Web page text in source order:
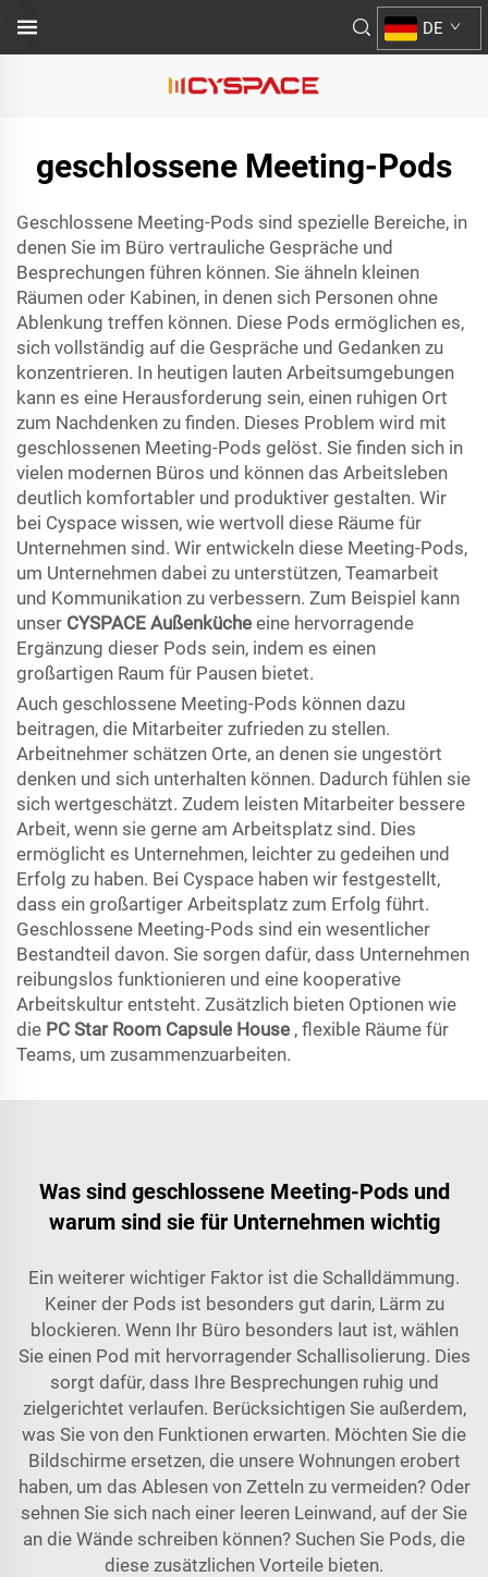
DE
geschlossene Meeting-Pods
Geschlossene Meeting-Pods sind spezielle Bereiche, in
denen Sie im Büro vertrauliche Gespräche und
Besprechungen führen können. Sie ähneln kleinen
Räumen oder Kabinen, in denen sich Personen ohne
Ablenkung treffen können. Diese Pods ermöglichen es,
sich vollständig auf die Gespräche und Gedanken zu
konzentrieren. In heutigen lauten Arbeitsumgebungen
kann es eine Herausforderung sein, einen ruhigen Ort
zum Nachdenken zu finden. Dieses Problem wird mit
geschlossenen Meeting-Pods gelöst. Sie finden sich in
vielen modernen Büros und können das Arbeitsleben
deutlich komfortabler und produktiver gestalten. Wir
bei Cyspace wissen, wie wertvoll diese Räume für
Unternehmen sind. Wir entwickeln diese Meeting-Pods,
um Unternehmen dabei zu unterstützen, Teamarbeit
und Kommunikation zu verbessern. Zum Beispiel kann
unser CYSPACE Außenküche eine hervorragende
Ergänzung dieser Pods sein, indem es einen
großartigen Raum für Pausen bietet.
Auch geschlossene Meeting-Pods können dazu
beitragen, die Mitarbeiter zufrieden zu stellen.
Arbeitnehmer schätzen Orte, an denen sie ungestört
denken und sich unterhalten können. Dadurch fühlen sie
sich wertgeschätzt. Zudem leisten Mitarbeiter bessere
Arbeit, wenn sie gerne am Arbeitsplatz sind. Dies
ermöglicht es Unternehmen, leichter zu gedeihen und
Erfolg zu haben. Bei Cyspace haben wir festgestellt,
dass ein großartiger Arbeitsplatz zum Erfolg führt.
Geschlossene Meeting-Pods sind ein wesentlicher
Bestandteil davon. Sie sorgen dafür, dass Unternehmen
reibungslos funktionieren und eine kooperative
Arbeitskultur entsteht. Zusätzlich bieten Optionen wie
die PC Star Room Capsule House , flexible Räume für
Teams, um zusammenzuarbeiten.
Was sind geschlossene Meeting-Pods und
warum sind sie für Unternehmen wichtig
Ein weiterer wichtiger Faktor ist die Schalldämmung.
Keiner der Pods ist besonders gut darin, Lärm zu
blockieren. Wenn Ihr Büro besonders laut ist, wählen
Sie einen Pod mit hervorragender Schallisolierung. Dies
sorgt dafür, dass Ihre Besprechungen ruhig und
zielgerichtet verlaufen. Berücksichtigen Sie außerdem,
was Sie von den Funktionen erwarten. Möchten Sie die
Bildschirme ersetzen, die unsere Wohnungen erobert
haben, um das Ablesen von Zetteln zu vermeiden? Oder
sehnen Sie sich nach einer leeren Leinwand, auf der Sie
an die Wände schreiben können? Suchen Sie Pods, die
diese zusätzlichen Vorteile bieten.